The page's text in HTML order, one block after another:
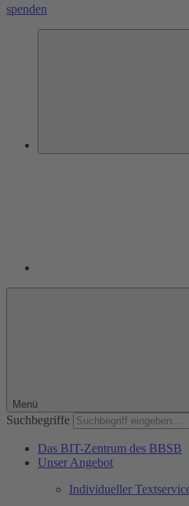
spenden
Menü
Suchbegriffe
Das BIT-Zentrum des BBSB
Unser Angebot
Individueller